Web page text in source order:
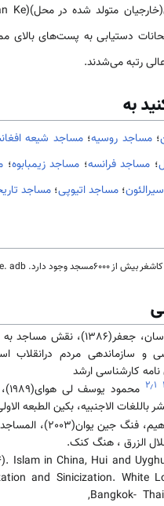
دستیابی به پست‌های
رتبه می‌شدند.
به
؛مساجد روسیه؛مساجد شیعه
؛ مساجد فرانسه؛ مساجد زیمبابوه؛
؛ مساجد اتیوپی؛ مساجد
ساسان، جعفر(1386)،
نامه کارشناسی ارشد
۲٫۱
باللغات الاجنبیه، بکین الطبعه
ابراهیم، فنگ جین
الزرق ، هنگ کنک.
Islam in China, Hui and
and Sinicization. White
Bangkok-